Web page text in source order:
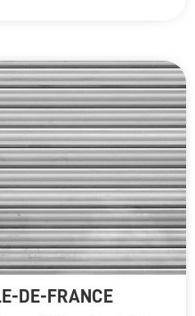
DE-FRANCE